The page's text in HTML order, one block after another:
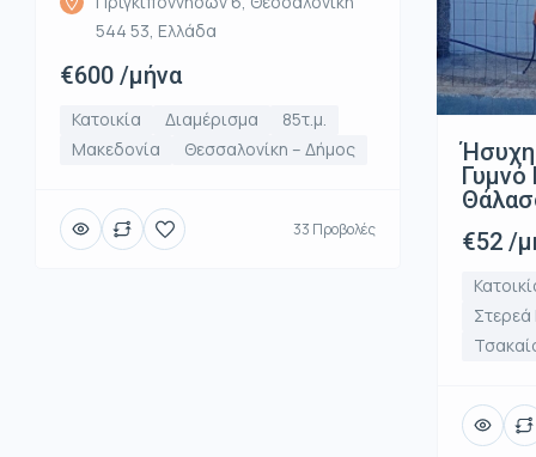
544 53, Ελλάδα
€600 /μήνα
Κατοικία Διαμέρισμα
85τ.μ.
Μακεδονία
Θεσσαλονίκη – Δήμος
33 Προβολές
Γυμνό
€52 /